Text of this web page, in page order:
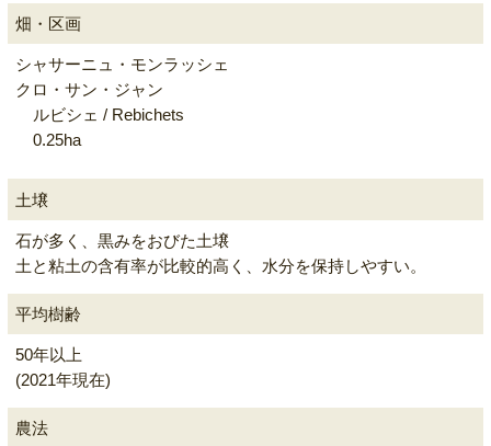
畑・区画
シャサーニュ・モンラッシェ
クロ・サン・ジャン
ルビシェ / Rebichets
0.25ha
土壌
石が多く、黒みをおびた土壌
土と粘土の含有率が比較的高く、水分を保持しやすい。
平均樹齢
50年以上
(2021年現在)
農法